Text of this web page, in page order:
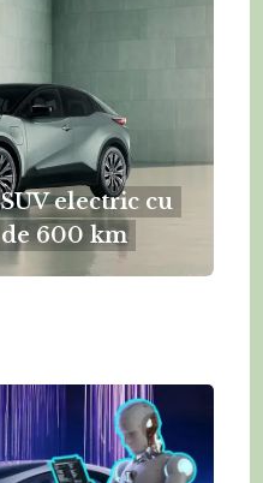
electric cu
600 km